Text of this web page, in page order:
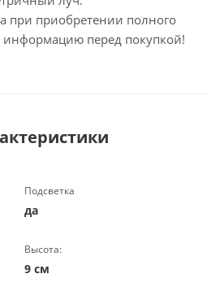
при приобретении полного
информацию перед покупкой!
Подсветка
да
Высота:
9 см